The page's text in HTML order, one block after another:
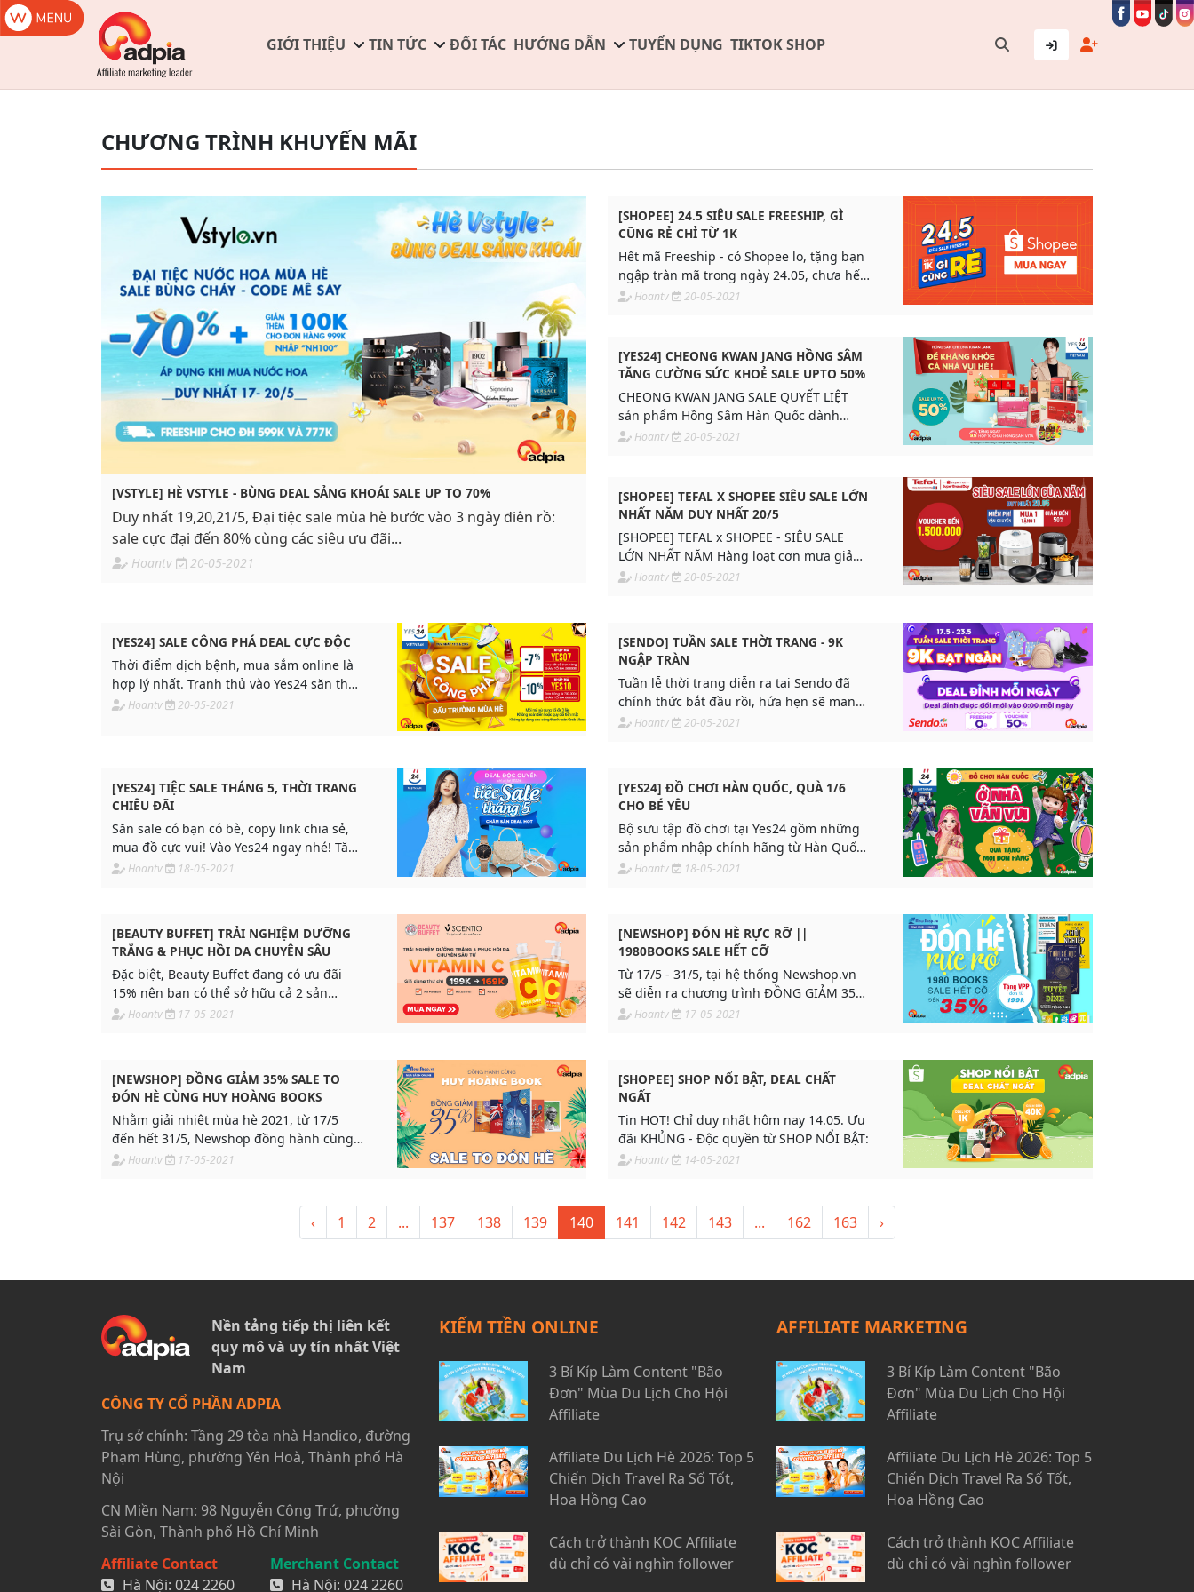
GIỚI THIỆU TIN TỨC ĐỐI TÁC HƯỚNG DẪN TUYỂN DỤNG TIKTOK SHOP
CHƯƠNG TRÌNH KHUYẾN MÃI
[VSTYLE] HÈ VSTYLE - BÙNG DEAL SẢNG KHOÁI SALE UP TO 70%
Duy nhất 19,20,21/5, Đại tiệc sale mùa hè bước vào 3 ngày điên rồ:
sale cực đại đến 80% cùng các siêu ưu đãi...
Hoantv 20-05-2021
[SHOPEE] 24.5 SIÊU SALE FREESHIP, GÌ
CŨNG RẺ CHỈ TỪ 1K
Hết mã Freeship - có Shopee lo, tặng bạn
ngập tràn mã trong ngày 24.05, chưa hết
chưa hết...
Hoantv 20-05-2021
[YES24] CHEONG KWAN JANG HỒNG SÂM
TĂNG CƯỜNG SỨC KHOẺ SALE UPTO 50%
CHEONG KWAN JANG SALE QUYẾT LIỆT
sản phẩm Hồng Sâm Hàn Quốc dành
riêng cho cả gia đình giá độc quyền
Hoantv 20-05-2021
[SHOPEE] TEFAL X SHOPEE SIÊU SALE LỚN
NHẤT NĂM DUY NHẤT 20/5
[SHOPEE] TEFAL x SHOPEE - SIÊU SALE
LỚN NHẤT NĂM Hàng loạt cơn mưa giảm
giá hạ nhiệt mùa hè DUY NHẤT 20/05!!!
Hoantv 20-05-2021
[YES24] SALE CÔNG PHÁ DEAL CỰC ĐỘC
Thời điểm dịch bệnh, mua sắm online là
hợp lý nhất. Tranh thủ vào Yes24 săn thật
nhiều deal giá cực sốc, quà bất ngờ, sale
Hoantv 20-05-2021
[SENDO] TUẦN SALE THỜI TRANG - 9K
NGẬP TRÀN
Tuần lễ thời trang diễn ra tại Sendo đã
chính thức bắt đầu rồi, hứa hẹn sẽ mang
đến những deal độc quyền cực khủng
Hoantv 20-05-2021
[YES24] TIỆC SALE THÁNG 5, THỜI TRANG
CHIÊU ĐÃI
​Săn sale có bạn có bè, copy link chia sẻ,
mua đồ cực vui! Vào Yes24 ngay nhé! Tăng
doanh số cùng Adpia ngay!
Hoantv 18-05-2021
[YES24] ĐỒ CHƠI HÀN QUỐC, QUÀ 1/6
CHO BÉ YÊU
Bộ sưu tập đồ chơi tại Yes24 gồm những
sản phẩm nhập chính hãng từ Hàn Quốc
rất an toàn cho trẻ nhỏ.
Hoantv 18-05-2021
[BEAUTY BUFFET] TRẢI NGHIỆM DƯỠNG
TRẮNG & PHỤC HỒI DA CHUYÊN SÂU
Đặc biệt, Beauty Buffet đang có ưu đãi
15% nên bạn có thể sở hữu cả 2 sản
phẩm chỉ với giá 388K thôi nhé
Hoantv 17-05-2021
[NEWSHOP] ĐÓN HÈ RỰC RỠ ||
1980BOOKS SALE HẾT CỠ
Từ 17/5 - 31/5, tại hệ thống Newshop.vn
sẽ diễn ra chương trình ĐỒNG GIẢM 35%
SÁCH HAY CỦA 1980BOOKS
Hoantv 17-05-2021
[NEWSHOP] ĐỒNG GIẢM 35% SALE TO
ĐÓN HÈ CÙNG HUY HOÀNG BOOKS
Nhằm giải nhiệt mùa hè 2021, từ 17/5
đến hết 31/5, Newshop đồng hành cùng
Huy Hoàng Books cho ra mắt chương
Hoantv 17-05-2021
[SHOPEE] SHOP NỔI BẬT, DEAL CHẤT
NGẤT
Tin HOT! Chỉ duy nhất hôm nay 14.05. Ưu
đãi KHỦNG - Độc quyền từ SHOP NỔI BẬT:
Hoantv 14-05-2021
‹ 1 2 ... 137 138 139 140 141 142 143 ... 162 163 ›
Nền tảng tiếp thị liên kết
quy mô và uy tín nhất Việt
Nam
CÔNG TY CỔ PHẦN ADPIA
Trụ sở chính: Tầng 29 tòa nhà Handico, đường
Phạm Hùng, phường Yên Hoà, Thành phố Hà
Nội
CN Miền Nam: 98 Nguyễn Công Trứ, phường
Sài Gòn, Thành phố Hồ Chí Minh
Affiliate Contact
Hà Nội: 024 2260
Merchant Contact
Hà Nội: 024 2260
KIẾM TIỀN ONLINE
3 Bí Kíp Làm Content "Bão
Đơn" Mùa Du Lịch Cho Hội
Affiliate
Affiliate Du Lịch Hè 2026: Top 5
Chiến Dịch Travel Ra Số Tốt,
Hoa Hồng Cao
Cách trở thành KOC Affiliate
dù chỉ có vài nghìn follower
AFFILIATE MARKETING
3 Bí Kíp Làm Content "Bão
Đơn" Mùa Du Lịch Cho Hội
Affiliate
Affiliate Du Lịch Hè 2026: Top 5
Chiến Dịch Travel Ra Số Tốt,
Hoa Hồng Cao
Cách trở thành KOC Affiliate
dù chỉ có vài nghìn follower